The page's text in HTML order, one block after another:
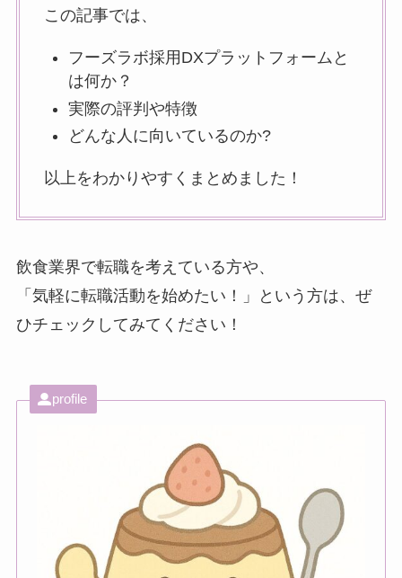
この記事では、
フーズラボ採用DXプラットフォームと
は何か？
実際の評判や特徴
どんな人に向いているのか?
以上をわかりやすくまとめました！
飲食業界で転職を考えている方や、
「気軽に転職活動を始めたい！」という方は、ぜ
ひチェックしてみてください！
profile